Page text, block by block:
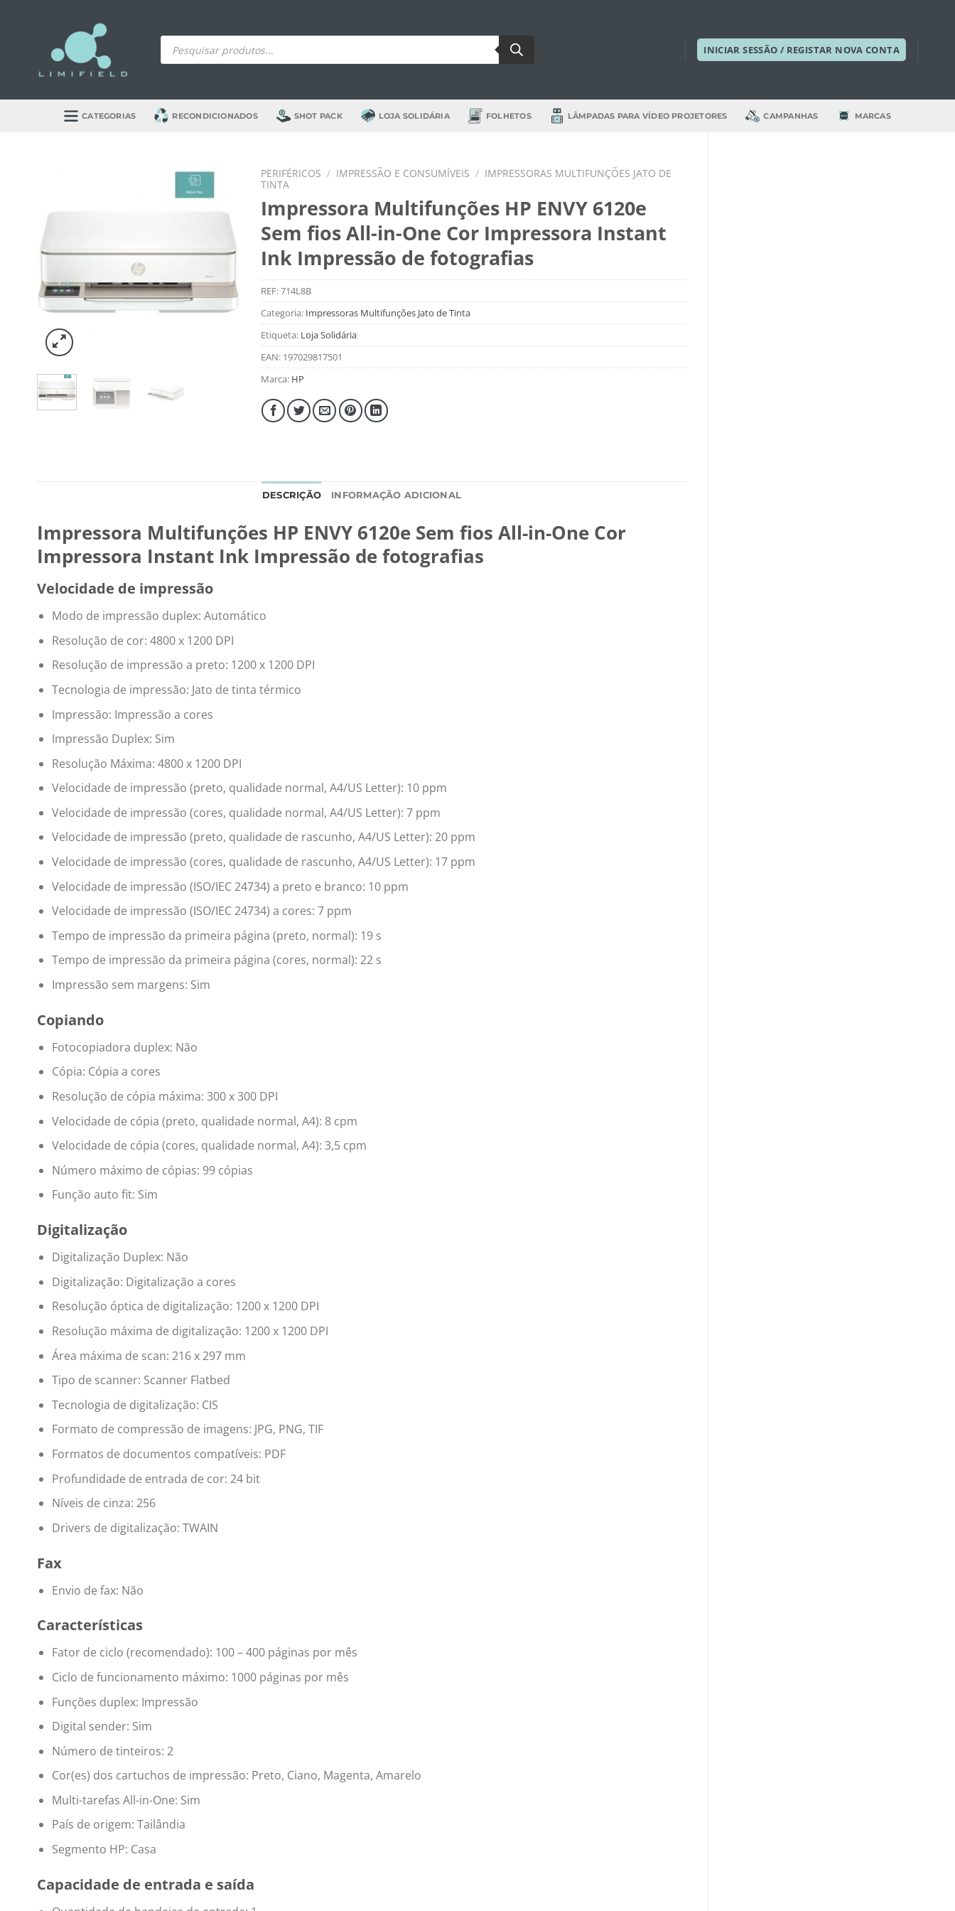
Products
search INICIAR SESSÃO / REGISTAR NOVA CONTA
CATEGORIAS RECONDICIONADOS SHOT PACK LOJA SOLIDÁRIA FOLHETOS LÂMPADAS PARA VÍDEO PROJETORES CAMPANHAS MARCAS
PERIFÉRICOS / IMPRESSÃO E CONSUMÍVEIS / IMPRESSORAS MULTIFUNÇÕES JATO DE
TINTA
Impressora Multifunções HP ENVY 6120e
Sem fios All-in-One Cor Impressora Instant
Ink Impressão de fotografias
REF:714L8B
Categoria: Impressoras Multifunções Jato de Tinta
Etiqueta: Loja Solidária
EAN: 197029817501
Marca: HP
DESCRIÇÃO INFORMAÇÃO ADICIONAL
Impressora Multifunções HP ENVY 6120e Sem fios All-in-One Cor
Impressora Instant Ink Impressão de fotografias
Velocidade de impressão
Modo de impressão duplex: Automático
Resolução de cor: 4800 x 1200 DPI
Resolução de impressão a preto: 1200 x 1200 DPI
Tecnologia de impressão: Jato de tinta térmico
Impressão: Impressão a cores
Impressão Duplex: Sim
Resolução Máxima: 4800 x 1200 DPI
Velocidade de impressão (preto, qualidade normal, A4/US Letter): 10 ppm
Velocidade de impressão (cores, qualidade normal, A4/US Letter): 7 ppm
Velocidade de impressão (preto, qualidade de rascunho, A4/US Letter): 20 ppm
Velocidade de impressão (cores, qualidade de rascunho, A4/US Letter): 17 ppm
Velocidade de impressão (ISO/IEC 24734) a preto e branco: 10 ppm
Velocidade de impressão (ISO/IEC 24734) a cores: 7 ppm
Tempo de impressão da primeira página (preto, normal): 19 s
Tempo de impressão da primeira página (cores, normal): 22 s
Impressão sem margens: Sim
Copiando
Fotocopiadora duplex: Não
Cópia: Cópia a cores
Resolução de cópia máxima: 300 x 300 DPI
Velocidade de cópia (preto, qualidade normal, A4): 8 cpm
Velocidade de cópia (cores, qualidade normal, A4): 3,5 cpm
Número máximo de cópias: 99 cópias
Função auto fit: Sim
Digitalização
Digitalização Duplex: Não
Digitalização: Digitalização a cores
Resolução óptica de digitalização: 1200 x 1200 DPI
Resolução máxima de digitalização: 1200 x 1200 DPI
Área máxima de scan: 216 x 297 mm
Tipo de scanner: Scanner Flatbed
Tecnologia de digitalização: CIS
Formato de compressão de imagens: JPG, PNG, TIF
Formatos de documentos compatíveis: PDF
Profundidade de entrada de cor: 24 bit
Níveis de cinza: 256
Drivers de digitalização: TWAIN
Fax
Envio de fax: Não
Características
Fator de ciclo (recomendado): 100 – 400 páginas por mês
Ciclo de funcionamento máximo: 1000 páginas por mês
Funções duplex: Impressão
Digital sender: Sim
Número de tinteiros: 2
Cor(es) dos cartuchos de impressão: Preto, Ciano, Magenta, Amarelo
Multi-tarefas All-in-One: Sim
País de origem: Tailândia
Segmento HP: Casa
Capacidade de entrada e saída